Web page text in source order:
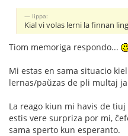
Iippa:
Kial vi volas lerni la finnan
Tiom memoriga respondo...
Mi estas en sama situacio
lernas/paŭzas de pli multaj
La reago kiun mi havis de
estis vere surpriza por mi,
sama sperto kun esperanto.